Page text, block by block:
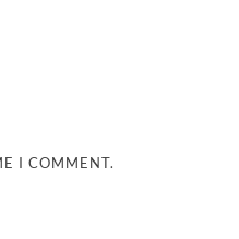
I COMMENT.